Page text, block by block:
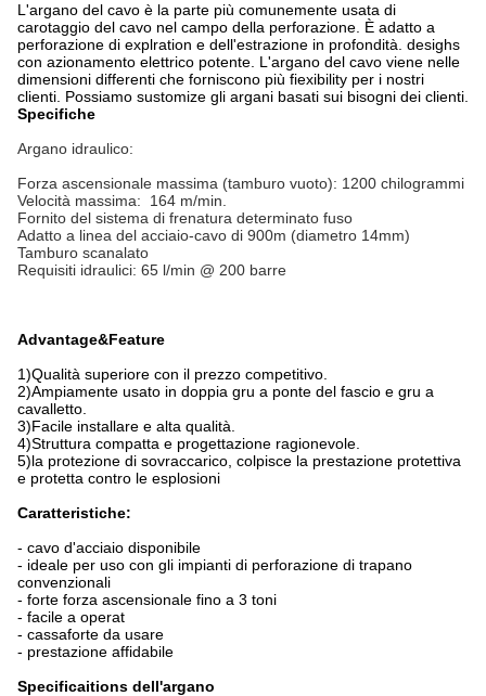
L'argano del cavo è la parte più comunemente usata di
carotaggio del cavo nel campo della perforazione. È adatto a
perforazione di explration e dell'estrazione in profondità. desighs
con azionamento elettrico potente. L'argano del cavo viene nelle
dimensioni differenti che forniscono più fiexibility per i nostri
clienti. Possiamo sustomize gli argani basati sui bisogni dei clienti.
Specifiche
Argano idraulico:
Forza ascensionale massima (tamburo vuoto): 1200 chilogrammi
Velocità massima: 164 m/min.
Fornito del sistema di frenatura determinato fuso
Adatto a linea del acciaio-cavo di 900m (diametro 14mm)
Tamburo scanalato
Requisiti idraulici: 65 l/min @ 200 barre
Advantage&Feature
1)Qualità superiore con il prezzo competitivo.
2)Ampiamente usato in doppia gru a ponte del fascio e gru a
cavalletto.
3)Facile installare e alta qualità.
4)Struttura compatta e progettazione ragionevole.
5)la protezione di sovraccarico, colpisce la prestazione protettiva
e protetta contro le esplosioni
Caratteristiche:
- cavo d'acciaio disponibile
- ideale per uso con gli impianti di perforazione di trapano
convenzionali
- forte forza ascensionale fino a 3 toni
- facile a operat
- cassaforte da usare
- prestazione affidabile
Specificaitions dell'argano